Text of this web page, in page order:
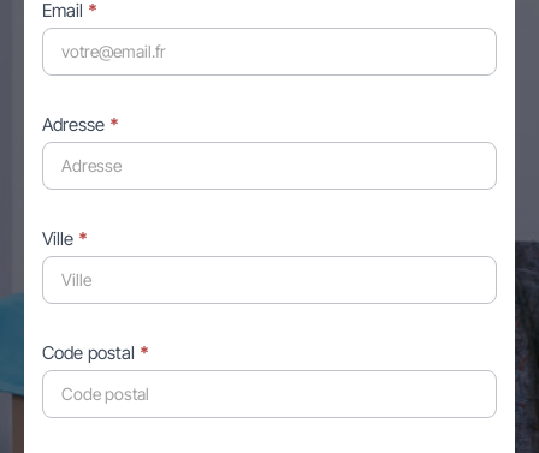
Email *
Adresse *
Ville *
Code postal *